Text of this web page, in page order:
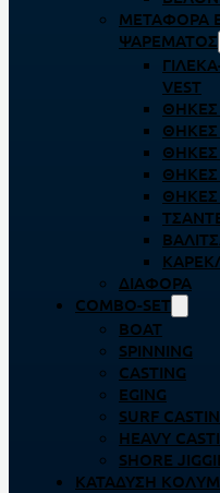
ΜΕΤΑΦΟΡΆ
ΨΑΡΈΜΑΤΟΣ
VEST
ΔΙΆΦΟΡΑ
COMBO-SET
BOAT
SPINNING
CASTING
EGING
SURF
HEAVY
SHORE
ΚΑΤΆΔΥΣΗ